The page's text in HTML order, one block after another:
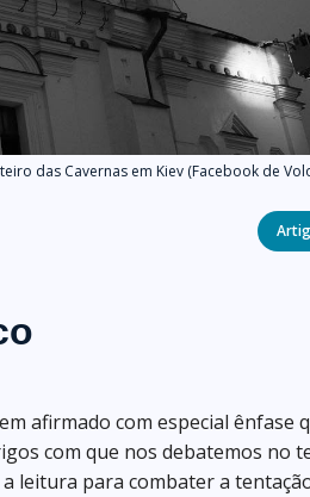
das Cavernas em Kiev (Facebook de
afirmado com especial ênfase
com que nos debatemos no
leitura para combater a